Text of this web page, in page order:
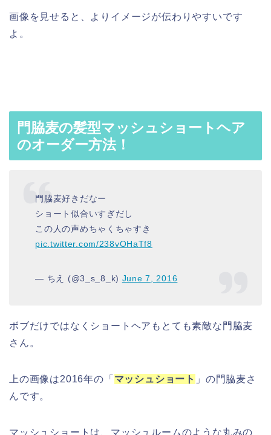
画像を見せると、よりイメージが伝わりやすいです
よ。
門脇麦の髪型マッシュショートヘア
のオーダー方法！
門脇麦好きだなー
ショート似合いすぎだし
この人の声めちゃくちゃすき
pic.twitter.com/238vOHaTf8
— ちえ (@3_s_8_k) June 7, 2016
ボブだけではなくショートヘアもとても素敵な門脇麦
さん。
上の画像は2016年の「 マッシュショート 」の門脇麦さ
んです。
マッシュショートは、マッシュルームのような丸みの